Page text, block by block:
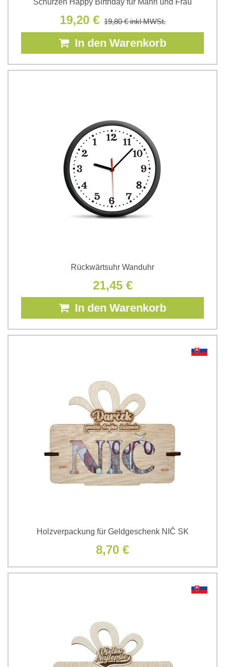
Schürzen Happy Birthday für Mann und Frau
19,20 € 19,80 €inkl MWSt.
In den Warenkorb
Rückwärtsuhr Wanduhr
21,45 €
In den Warenkorb
Holzverpackung für Geldgeschenk NIČ SK
8,70 €